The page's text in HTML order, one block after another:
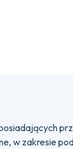
w zakresie